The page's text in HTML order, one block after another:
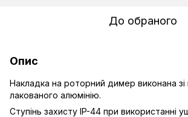
До обраного
Опис
Накладка на роторний димер виконана зі
лакованого алюмінію.
Ступінь захисту IP-44 при використанні